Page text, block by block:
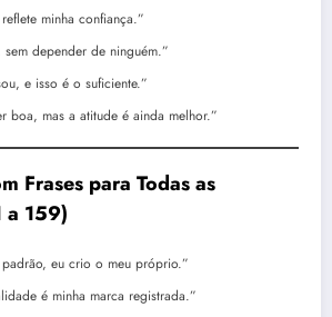
minha confiança.”
depender de ninguém.”
e isso é o suficiente.”
mas a atitude é ainda melhor.”
Frases para Todas as
a 159)
eu crio o meu próprio.”
é minha marca registrada.”